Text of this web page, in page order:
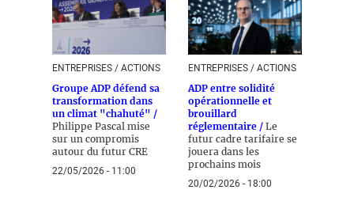
ENTREPRISES / ACTIONS
Groupe ADP défend sa
transformation dans
un climat "chahuté" /
Philippe Pascal mise
sur un compromis
autour du futur CRE
22/05/2026 - 11:00
ENTREPRISES / ACTIONS
ADP entre solidité
opérationnelle et
brouillard
réglementaire / Le
futur cadre tarifaire se
jouera dans les
prochains mois
20/02/2026 - 18:00